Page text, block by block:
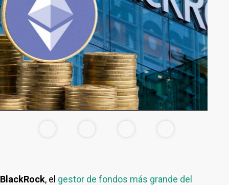
BlackRock, el gestor de fondos más grande del